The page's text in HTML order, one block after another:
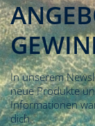
In unserem
neue Produkte
Informationen
dich.